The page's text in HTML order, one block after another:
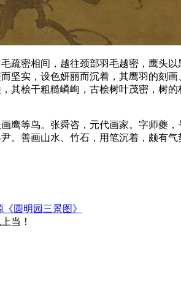
疏密相间，越往颈部羽毛越密，鹰头
坚实，设色妍丽而沉着，其鹰羽的刻
其桧干粗糙嶙峋，古桧树叶茂密，树
鹰等鸟。张舜咨，元代画家。字师夔
。善画山水、竹石，用笔沉着，颇有
圆明园三景图》
当！